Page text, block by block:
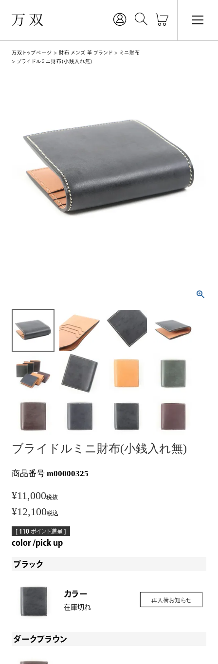
万双トップページ 財布 メンズ 革 ブランド
ミニ財布
ブライドルミニ財布(小銭入れ無)
ブライドルミニ財布(小銭入れ無)
商品番号 m00000325
¥11,000税抜
¥12,100税込
[ 110 ポイント進呈 ]
color pick up
ブラック
カラー
在庫切れ
再入荷お知らせ
ダークブラウン